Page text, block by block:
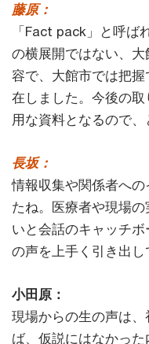
藤原：
「Fact pack」と呼ば
の横展開ではない、
容で、大館市では把
在しました。今後の
用な資料となるので、
長坂：
情報収集や関係者へ
たね。医療者や現場
いと会話のキャッチ
の声を上手く引き出し
小田原：
現場からの生の声は
ば、仮説にはなかっ